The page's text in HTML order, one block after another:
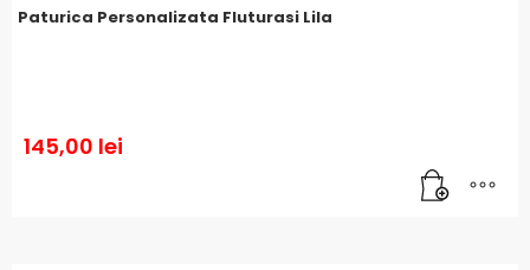
Paturica Personalizata Fluturasi Lila
145,00 lei